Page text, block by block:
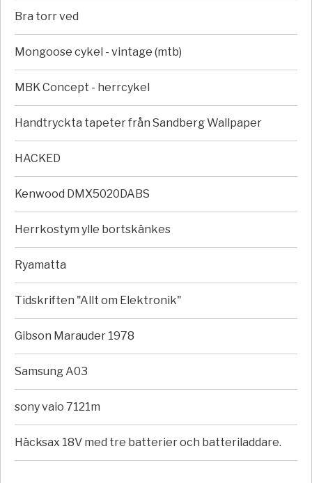
Bra torr ved
Mongoose cykel - vintage (mtb)
MBK Concept - herrcykel
Handtryckta tapeter från Sandberg Wallpaper
HACKED
Kenwood DMX5020DABS
Herrkostym ylle bortskänkes
Ryamatta
Tidskriften "Allt om Elektronik"
Gibson Marauder 1978
Samsung A03
sony vaio 7121m
Häcksax 18V med tre batterier och batteriladdare.